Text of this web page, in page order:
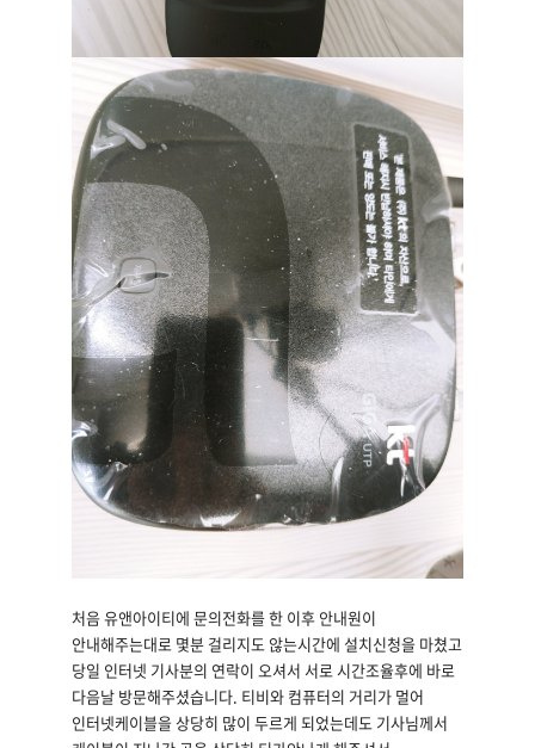
처음 유앤아이티에 문의전화를 한 이후 안내원이
안내해주는대로 몇분 걸리지도 않는시간에 설치신청을 마쳤고
당일 인터넷 기사분의 연락이 오셔서 서로 시간조율후에 바로
다음날 방문해주셨습니다. 티비와 컴퓨터의 거리가 멀어
인터넷케이블을 상당히 많이 두르게 되었는데도 기사님께서